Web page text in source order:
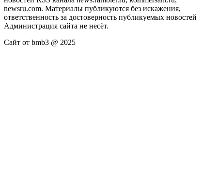
newsru.com. Материалы публикуются без искажения,
ответственность за достоверность публикуемых новостей
Администрация сайта не несёт.
Сайт от bmb3 @ 2025